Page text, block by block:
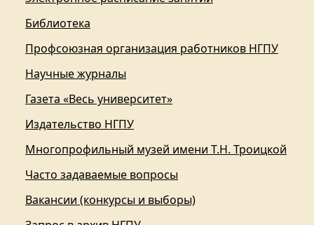
Библиотека
Профсоюзная организация работников НГПУ
Научные журналы
Газета «Весь университет»
Издательство НГПУ
Многопрофильный музей имени Т.Н. Троицкой
Часто задаваемые вопросы
Вакансии (конкурсы и выборы)